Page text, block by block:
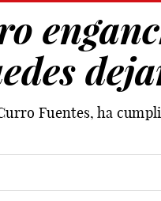
Fuentes, ha